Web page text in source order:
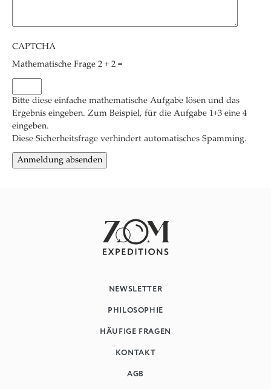
CAPTCHA
Mathematische Frage 2 + 2 =
Bitte diese einfache mathematische Aufgabe lösen und das
Ergebnis eingeben. Zum Beispiel, für die Aufgabe 1+3 eine 4
eingeben.
Diese Sicherheitsfrage verhindert automatisches Spamming.
NEWSLETTER
PHILOSOPHIE
HÄUFIGE FRAGEN
KONTAKT
AGB